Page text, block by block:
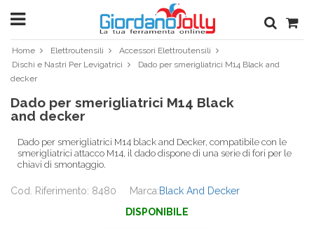
Home Elettroutensili
Accessori Elettroutensili
Dischi e Nastri Per Levigatrici
Dado per smerigliatrici M14 Black and
decker
Dado per smerigliatrici M14 Black
and decker
Dado per smerigliatrici M14 black and Decker, compatibile con le
smerigliatrici attacco M14, il dado dispone di una serie di fori per le
chiavi di smontaggio.
Cod. Riferimento: 8480 Marca:Black And Decker
DISPONIBILE